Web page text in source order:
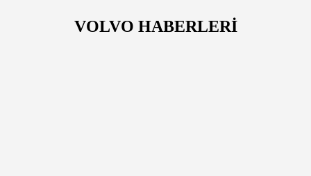
VOLVO HABERLERİ